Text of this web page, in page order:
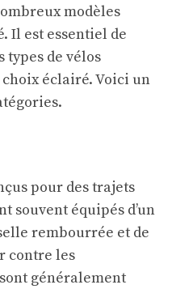
modèles
Il est essentiel de
de vélos
éclairé. Voici un
pour des trajets
souvent équipés d’un
rembourrée et de
contre les
généralement